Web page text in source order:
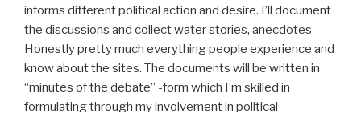
informs different political action and desire. I’ll document
the discussions and collect water stories, anecdotes –
Honestly pretty much everything people experience and
know about the sites. The documents will be written in
“minutes of the debate” -form which I’m skilled in
formulating through my involvement in political